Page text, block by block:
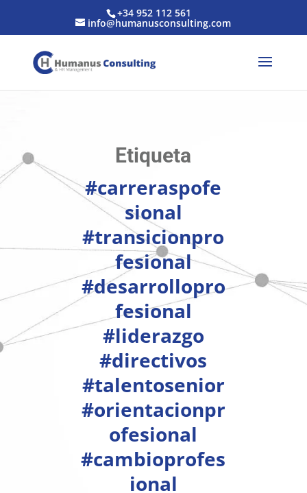
+34 952 112 561
info@humanusconsulting.com
Etiqueta
#carreraspofe
sional
#transicionpro
fesional
#desarrollopro
fesional
#liderazgo
#directivos
#talentosenior
#orientacionpr
ofesional
#cambioprofes
ional